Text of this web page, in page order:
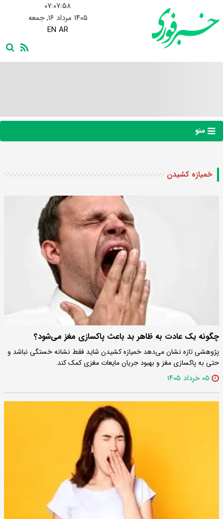
۰۷:۰۷:۵۸
۱۴۰۵ مرداد ۱۶, جمعه
EN AR
منو
خمیازه کشیدن
چگونه یک عادت به ظاهر بد باعث پاکسازی مغز می‌شود؟
پژوهشی تازه نشان می‌دهد خمیازه کشیدن شاید فقط نشانه خستگی نباشد و
حتی به پاکسازی مغز و بهبود جریان مایعات مغزی کمک کند.
۰۵ خرداد ۱۴۰۵